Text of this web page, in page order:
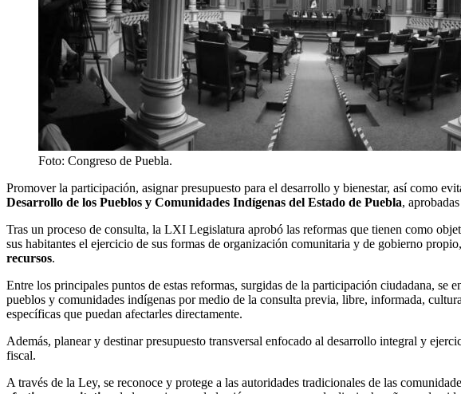
Foto: Congreso de Puebla.
Promover la participación, asignar presupuesto para el desarrollo y bienestar, así como
Desarrollo de los Pueblos y Comunidades Indígenas del Estado de Puebla,
Tras un proceso de consulta, la LXI Legislatura aprobó las reformas que tienen como
sus habitantes el ejercicio de sus formas de organización comunitaria y de gobierno
recursos.
Entre los principales puntos de estas reformas, surgidas de la participación ciudadana, se
pueblos y comunidades indígenas por medio de la consulta previa, libre, informada,
específicas que puedan afectarles directamente.
Además, planear y destinar presupuesto transversal enfocado al desarrollo integral y
fiscal.
A través de la Ley, se reconoce y protege a las autoridades tradicionales de las